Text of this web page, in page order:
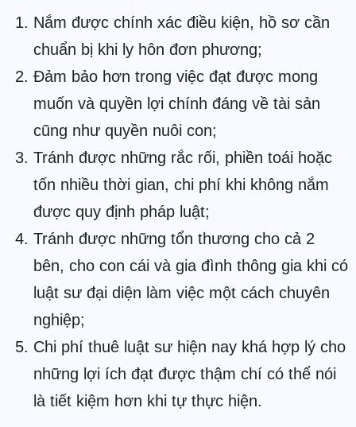
Nắm được chính xác điều kiện, hồ sơ cần
chuẩn bị khi ly hôn đơn phương;
Đảm bảo hơn trong việc đạt được mong
muốn và quyền lợi chính đáng về tài sản
cũng như quyền nuôi con;
Tránh được những rắc rối, phiền toái hoặc
tốn nhiều thời gian, chi phí khi không nắm
được quy định pháp luật;
Tránh được những tổn thương cho cả 2
bên, cho con cái và gia đình thông gia khi có
luật sư đại diện làm việc một cách chuyên
nghiệp;
Chi phí thuê luật sư hiện nay khá hợp lý cho
những lợi ích đạt được thậm chí có thể nói
là tiết kiệm hơn khi tự thực hiện.